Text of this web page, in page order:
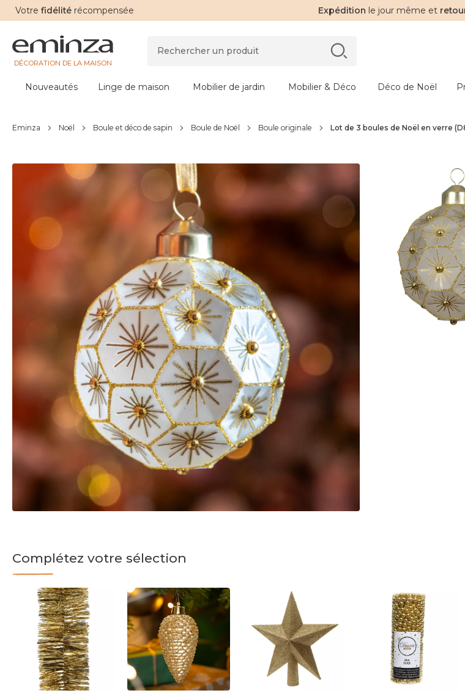
Votre fidélité récompensée Expédition le jour même et
DÉCORATION DE LA MAISON
Nouveautés Linge de maison Mobilier de jardin Mobilier & Déco Déco de Noël
Eminza Noël Boule et déco de sapin Boule de Noël Boule originale Lot de 3 boules de Noël en verre
Complétez votre sélection